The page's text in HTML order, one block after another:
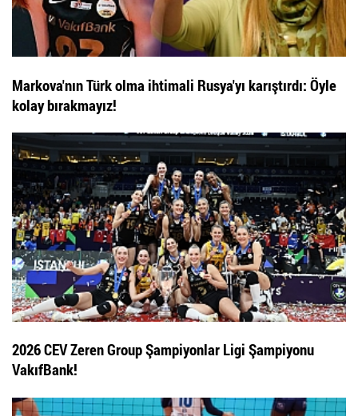
Markova'nın Türk olma ihtimali Rusya'yı karıştırdı: Öyle
kolay bırakmayız!
2026 CEV Zeren Group Şampiyonlar Ligi Şampiyonu
VakıfBank!